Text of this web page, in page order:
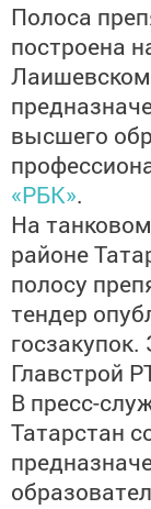
Полоса
построена
Лаишевском
высшего
«РБК».
На
районе
полосу
тендер
Главстрой
В пресс-
Татарстан